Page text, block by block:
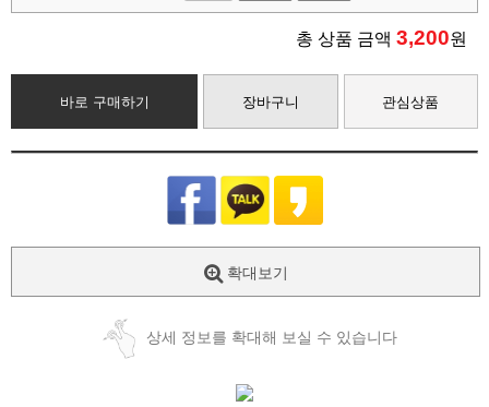
총 상품 금액 3,200원
바로 구매하기 장바구니 관심상품
확대보기
상세 정보를 확대해 보실 수 있습니다